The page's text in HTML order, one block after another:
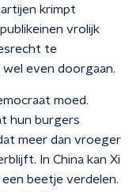
krimpt
vrolijk
te
even doorgaan.
moed.
hun burgers
meer dan vroeger
In China kan Xi
beetje verdelen.